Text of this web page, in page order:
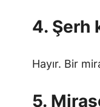
4. Şerh
Hayır. Bir
5.